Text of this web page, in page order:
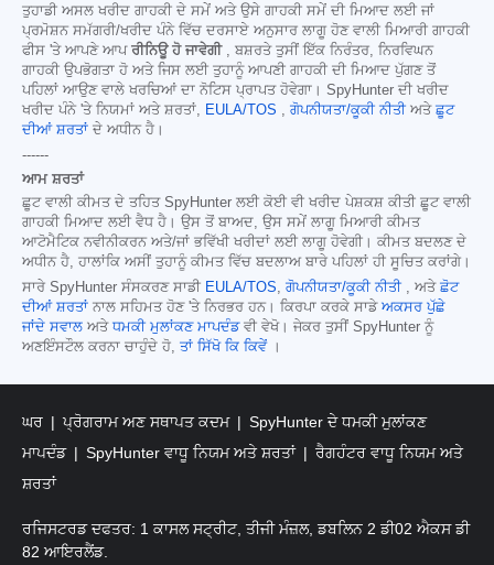
ਤੁਹਾਡੀ ਅਸਲ ਖਰੀਦ ਗਾਹਕੀ ਦੇ ਸਮੇਂ ਅਤੇ ਉਸੇ ਗਾਹਕੀ ਸਮੇਂ ਦੀ ਮਿਆਦ ਲਈ ਜਾਂ
ਪ੍ਰਮੋਸ਼ਨ ਸਮੱਗਰੀ/ਖਰੀਦ ਪੰਨੇ ਵਿੱਚ ਦਰਸਾਏ ਅਨੁਸਾਰ ਲਾਗੂ ਹੋਣ ਵਾਲੀ ਮਿਆਰੀ ਗਾਹਕੀ
ਫੀਸ 'ਤੇ ਆਪਣੇ ਆਪ ਰੀਨਿਊ ਹੋ ਜਾਵੇਗੀ, ਬਸ਼ਰਤੇ ਤੁਸੀਂ ਇੱਕ ਨਿਰੰਤਰ, ਨਿਰਵਿਘਨ
ਗਾਹਕੀ ਉਪਭੋਗਤਾ ਹੋ ਅਤੇ ਜਿਸ ਲਈ ਤੁਹਾਨੂੰ ਆਪਣੀ ਗਾਹਕੀ ਦੀ ਮਿਆਦ ਪੁੱਗਣ ਤੋਂ
ਪਹਿਲਾਂ ਆਉਣ ਵਾਲੇ ਖਰਚਿਆਂ ਦਾ ਨੋਟਿਸ ਪ੍ਰਾਪਤ ਹੋਵੇਗਾ। SpyHunter ਦੀ ਖਰੀਦ
ਖਰੀਦ ਪੰਨੇ 'ਤੇ ਨਿਯਮਾਂ ਅਤੇ ਸ਼ਰਤਾਂ, EULA/TOS , ਗੋਪਨੀਯਤਾ/ਕੂਕੀ ਨੀਤੀ ਅਤੇ ਛੂਟ
ਦੀਆਂ ਸ਼ਰਤਾਂ ਦੇ ਅਧੀਨ ਹੈ।
------
ਆਮ ਸ਼ਰਤਾਂ
ਛੂਟ ਵਾਲੀ ਕੀਮਤ ਦੇ ਤਹਿਤ SpyHunter ਲਈ ਕੋਈ ਵੀ ਖਰੀਦ ਪੇਸ਼ਕਸ਼ ਕੀਤੀ ਛੂਟ ਵਾਲੀ
ਗਾਹਕੀ ਮਿਆਦ ਲਈ ਵੈਧ ਹੈ। ਉਸ ਤੋਂ ਬਾਅਦ, ਉਸ ਸਮੇਂ ਲਾਗੂ ਮਿਆਰੀ ਕੀਮਤ
ਆਟੋਮੈਟਿਕ ਨਵੀਨੀਕਰਨ ਅਤੇ/ਜਾਂ ਭਵਿੱਖੀ ਖਰੀਦਾਂ ਲਈ ਲਾਗੂ ਹੋਵੇਗੀ। ਕੀਮਤ ਬਦਲਣ ਦੇ
ਅਧੀਨ ਹੈ, ਹਾਲਾਂਕਿ ਅਸੀਂ ਤੁਹਾਨੂੰ ਕੀਮਤ ਵਿੱਚ ਬਦਲਾਅ ਬਾਰੇ ਪਹਿਲਾਂ ਹੀ ਸੂਚਿਤ ਕਰਾਂਗੇ।
ਸਾਰੇ SpyHunter ਸੰਸਕਰਣ ਸਾਡੀ EULA/TOS, ਗੋਪਨੀਯਤਾ/ਕੂਕੀ ਨੀਤੀ , ਅਤੇ ਛੋਟ
ਦੀਆਂ ਸ਼ਰਤਾਂ ਨਾਲ ਸਹਿਮਤ ਹੋਣ 'ਤੇ ਨਿਰਭਰ ਹਨ। ਕਿਰਪਾ ਕਰਕੇ ਸਾਡੇ ਅਕਸਰ ਪੁੱਛੇ
ਜਾਂਦੇ ਸਵਾਲ ਅਤੇ ਧਮਕੀ ਮੁਲਾਂਕਣ ਮਾਪਦੰਡਵੀ ਵੇਖੋ। ਜੇਕਰ ਤੁਸੀਂ SpyHunter ਨੂੰ
ਅਣਇੰਸਟੌਲ ਕਰਨਾ ਚਾਹੁੰਦੇ ਹੋ, ਤਾਂ ਸਿੱਖੋ ਕਿ ਕਿਵੇਂ।
ਘਰ ਪ੍ਰੋਗਰਾਮ ਅਣ ਸਥਾਪਤ ਕਦਮ
SpyHunter ਦੇ ਧਮਕੀ ਮੁਲਾਂਕਣ
ਮਾਪਦੰਡ
SpyHunter ਵਾਧੂ ਨਿਯਮ ਅਤੇ ਸ਼ਰਤਾਂ
ਰੈਗਹੰਟਰ ਵਾਧੂ ਨਿਯਮ ਅਤੇ
ਸ਼ਰਤਾਂ
ਰਜਿਸਟਰਡ ਦਫਤਰ: 1 ਕਾਸਲ ਸਟ੍ਰੀਟ, ਤੀਜੀ ਮੰਜ਼ਲ, ਡਬਲਿਨ 2 ਡੀ02 ਐਕਸ ਡੀ
82 ਆਇਰਲੈਂਡ.